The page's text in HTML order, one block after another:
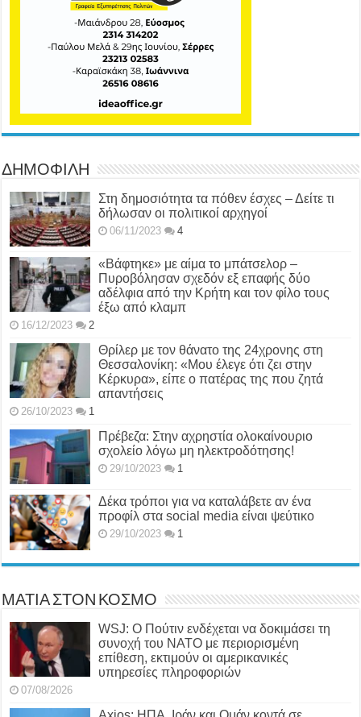
ΔΗΜΟΦΙΛΗ
Στη δημοσιότητα τα πόθεν έσχες – Δείτε τι
δήλωσαν οι πολιτικοί αρχηγοί
06/11/2023 4
«Βάφτηκε» με αίμα το μπάτσελορ –
Πυροβόλησαν σχεδόν εξ επαφής δύο
αδέλφια από την Κρήτη και τον φίλο τους
έξω από κλαμπ
16/12/2023 2
Θρίλερ με τον θάνατο της 24χρονης στη
Θεσσαλονίκη: «Μου έλεγε ότι ζει στην
Κέρκυρα», είπε ο πατέρας της που ζητά
απαντήσεις
26/10/2023 1
Πρέβεζα: Στην αχρηστία ολοκαίνουριο
σχολείο λόγω μη ηλεκτροδότησης!
29/10/2023 1
Δέκα τρόποι για να καταλάβετε αν ένα
προφίλ στα social media είναι ψεύτικο
29/10/2023 1
ΜΑΤΙΑ ΣΤΟΝ ΚΟΣΜΟ
WSJ: Ο Πούτιν ενδέχεται να δοκιμάσει τη
συνοχή του ΝΑΤΟ με περιορισμένη
επίθεση, εκτιμούν οι αμερικανικές
υπηρεσίες πληροφοριών
07/08/2026